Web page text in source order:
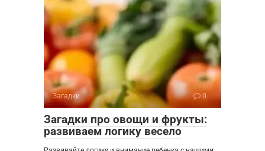
Загадки 0
Загадки про овощи и фрукты:
развиваем логику весело